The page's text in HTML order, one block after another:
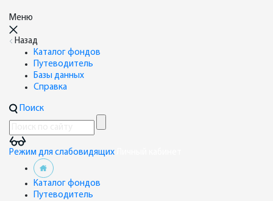
Меню
Назад
Каталог фондов
Путеводитель
Базы данных
Справка
Поиск
Режим для слабовидящих
Каталог фондов
Путеводитель